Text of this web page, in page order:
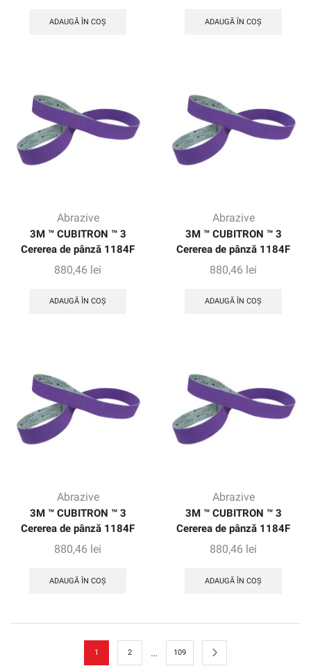
ADAUGĂ ÎN COȘ ADAUGĂ ÎN COȘ
Abrazive
3M ™ CUBITRON ™ 3
Cererea de pânză 1184F
880,46 lei
ADAUGĂ ÎN COȘ
Abrazive
3M ™ CUBITRON ™ 3
Cererea de pânză 1184F
880,46 lei
ADAUGĂ ÎN COȘ
Abrazive
3M ™ CUBITRON ™ 3
Cererea de pânză 1184F
880,46 lei
ADAUGĂ ÎN COȘ
Abrazive
3M ™ CUBITRON ™ 3
Cererea de pânză 1184F
880,46 lei
ADAUGĂ ÎN COȘ
1 2 … 109